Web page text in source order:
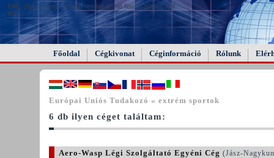
FAIL (the browser should render some flash content, not
this).
Főoldal Cégkivonat Céginformáció Rólunk
Európai Uniós Tudakozó « extrém sportok
6 db ilyen céget találtam:
Aero-Wasp Légi Szolgáltató Egyéni Cég (Jász-